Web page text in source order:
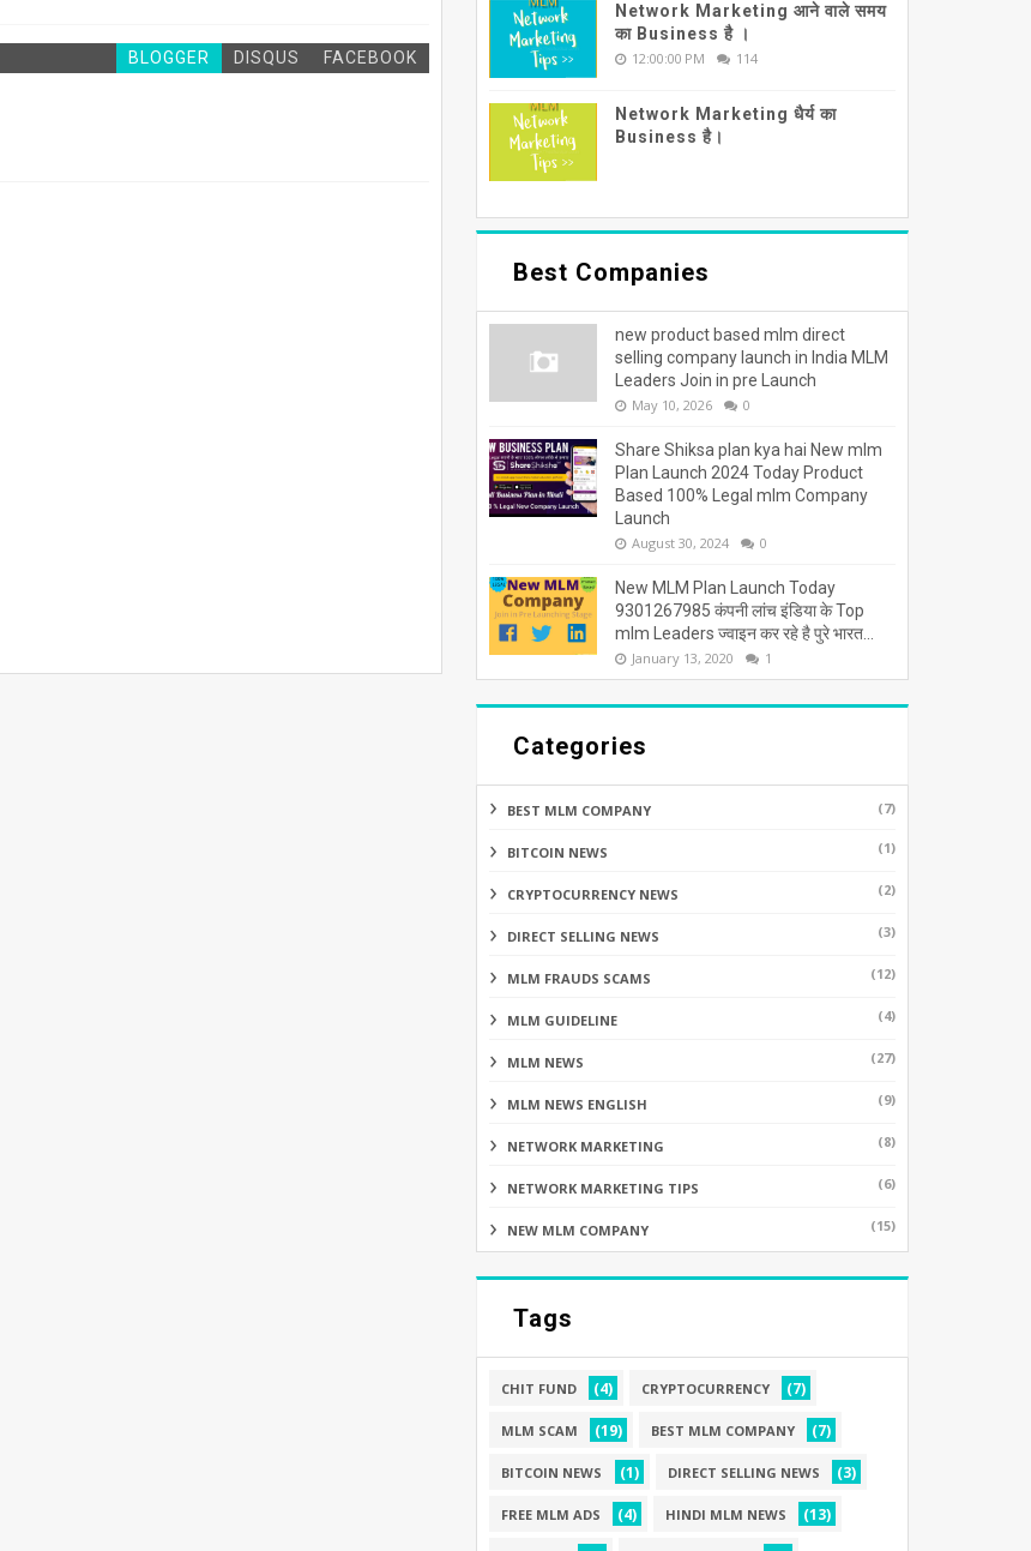
BLOGGER DISQUS FACEBOOK
Network Marketing आने वाले समय
का Business है ।
12:00:00 PM 114
Network Marketing धैर्य का
Business है।
Best Companies
new product based mlm direct
selling company launch in India MLM
Leaders Join in pre Launch
May 10, 2026 0
Share Shiksa plan kya hai New mlm
Plan Launch 2024 Today Product
Based 100% Legal mlm Company
Launch
August 30, 2024 0
New MLM Plan Launch Today
9301267985 कंपनी लांच इंडिया के Top
mlm Leaders ज्वाइन कर रहे है पुरे भारत...
January 13, 2020 1
Categories
BEST MLM COMPANY (7)
BITCOIN NEWS (1)
CRYPTOCURRENCY NEWS (2)
DIRECT SELLING NEWS (3)
MLM FRAUDS SCAMS (12)
MLM GUIDELINE (4)
MLM NEWS (27)
MLM NEWS ENGLISH (9)
NETWORK MARKETING (8)
NETWORK MARKETING TIPS (6)
NEW MLM COMPANY (15)
Tags
CHIT FUND (4) CRYPTOCURRENCY (7)
MLM SCAM (19) BEST MLM COMPANY (7)
BITCOIN NEWS (1) DIRECT SELLING NEWS (3)
FREE MLM ADS (4) HINDI MLM NEWS (13)